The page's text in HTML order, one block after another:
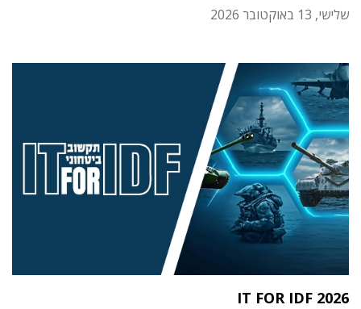
שלישי, 13 באוקטובר 2026
IT FOR IDF 2026